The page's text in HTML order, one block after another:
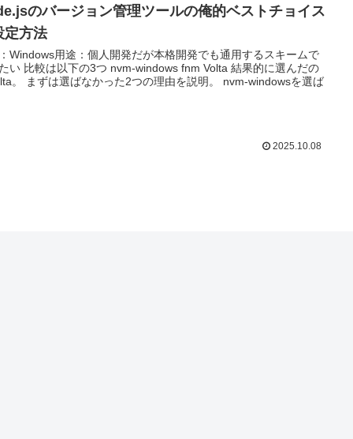
のバージョン管理ツールの俺的ベストチョイス
定方法
Windows用途：個人開発だが本格開発でも通用するスキームで
い 比較は以下の3つ nvm-windows fnm Volta 結果的に選んだの
。 まずは選ばなかった2つの理由を説明。 nvm-windowsを選ば
2025.10.08